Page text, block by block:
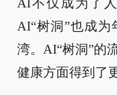
AI不仅成为了
AI“树洞”也成
湾。AI“树洞”的
健康方面得到了